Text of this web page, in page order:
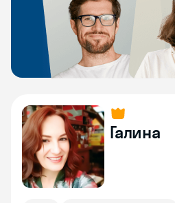
Галина